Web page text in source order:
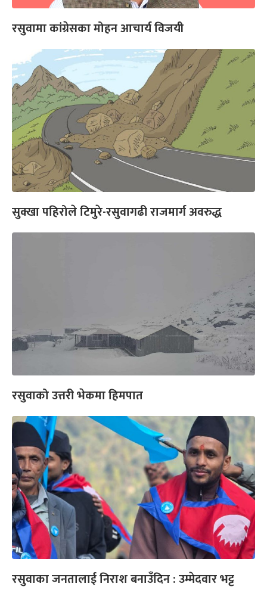
रसुवामा कांग्रेसका मोहन आचार्य विजयी
सुक्खा पहिरोले टिमुरे-रसुवागढी राजमार्ग अवरुद्ध
रसुवाको उत्तरी भेकमा हिमपात
रसुवाका जनतालाई निराश बनाउँदिन : उम्मेदवार भट्ट